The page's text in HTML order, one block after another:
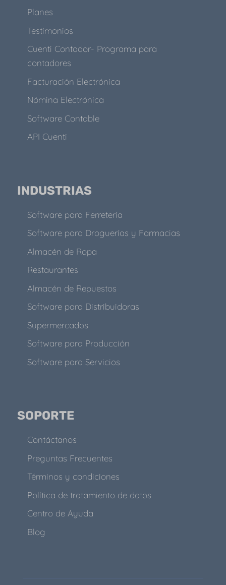
Planes
Testimonios
Cuenti Contador- Programa para
contadores
Facturación Electrónica
Nómina Electrónica
Software Contable
API Cuenti
INDUSTRIAS
Software para Ferretería
Software para Droguerías y Farmacias
Almacén de Ropa
Restaurantes
Almacén de Repuestos
Software para Distribuidoras
Supermercados
Software para Producción
Software para Servicios
SOPORTE
Contáctanos
Preguntas Frecuentes
Términos y condiciones
Política de tratamiento de datos
Centro de Ayuda
Blog